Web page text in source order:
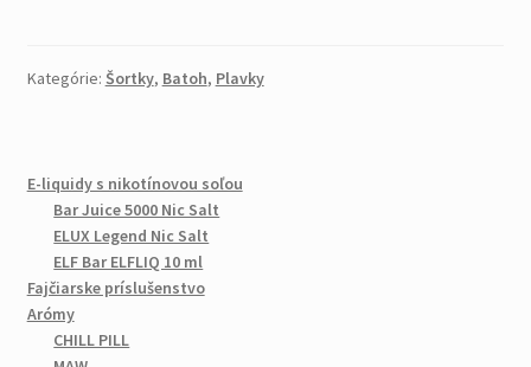
Kategórie: Šortky, Batoh, Plavky
E-liquidy s nikotínovou soľou
Bar Juice 5000 Nic Salt
ELUX Legend Nic Salt
ELF Bar ELFLIQ 10 ml
Fajčiarske príslušenstvo
Arómy
CHILL PILL